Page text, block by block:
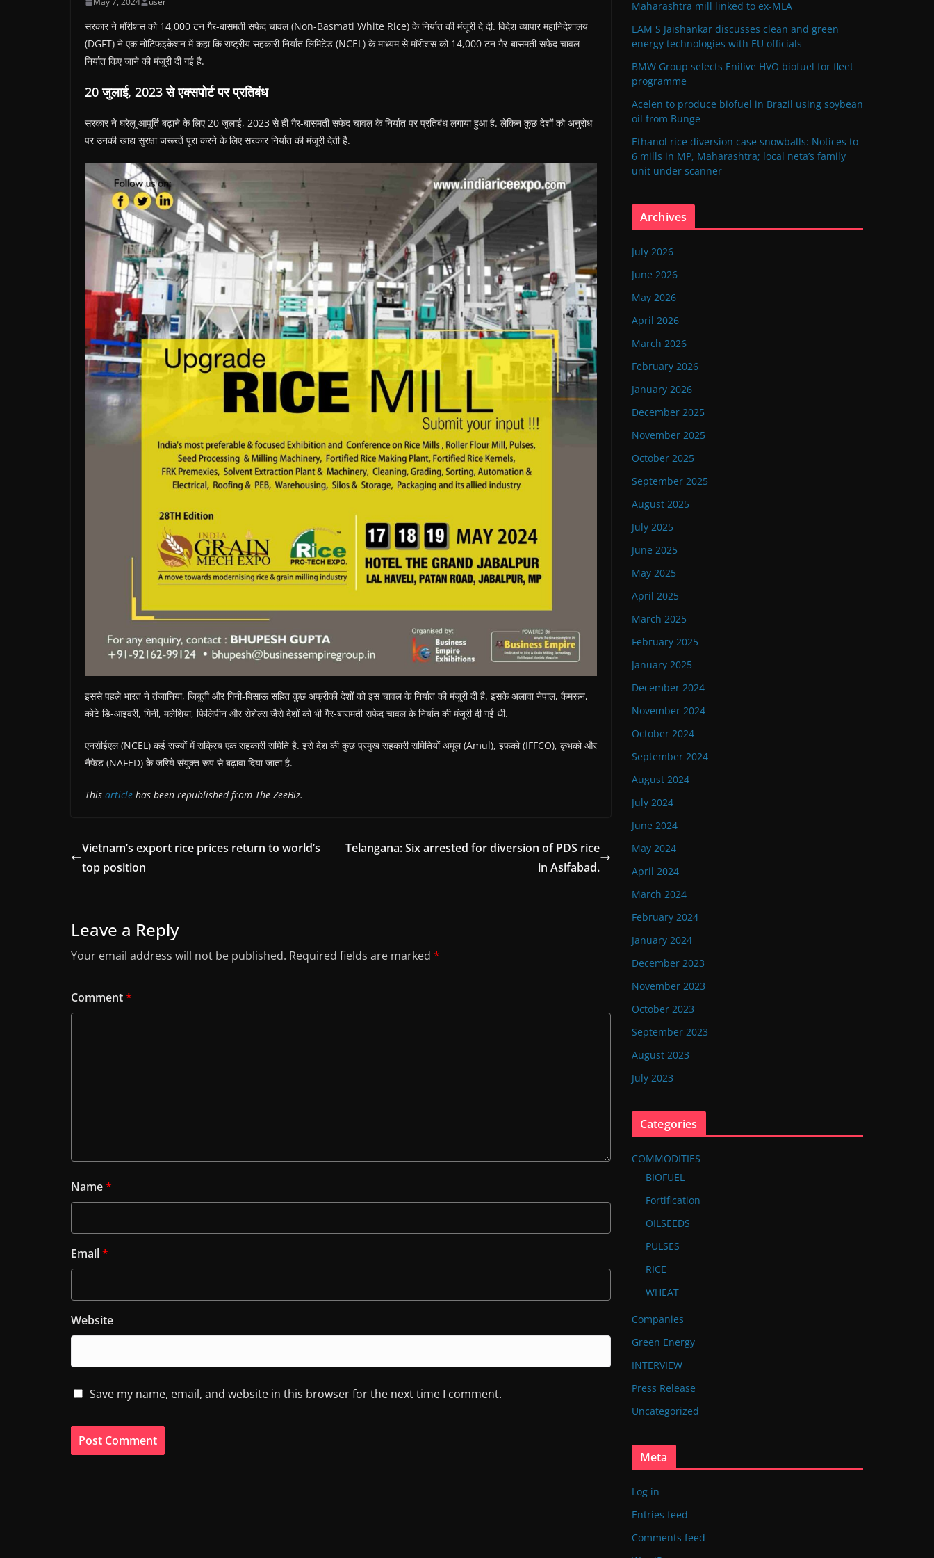
सरकार ने मॉरीशस को 14,000 टन गैर-बासमती सफेद चावल (Non-Basmati White Rice) के निर्यात की मंजूरी दे दी. विदेश व्यापार महानिदेशालय
(DGFT) ने एक नोटिफइकेशन में कहा कि राष्ट्रीय सहकारी निर्यात लिमिटेड (NCEL) के माध्यम से मॉरीशस को 14,000 टन गैर-बासमती सफेद चावल
निर्यात किए जाने की मंजूरी दी गई है.
20 जुलाई, 2023 से एक्सपोर्ट पर प्रतिबंध
सरकार ने घरेलू आपूर्ति बढ़ाने के लिए 20 जुलाई, 2023 से ही गैर-बासमती सफेद चावल के निर्यात पर प्रतिबंध लगाया हुआ है. लेकिन कुछ देशों को अनुरोध
पर उनकी खाद्य सुरक्षा जरूरतें पूरा करने के लिए सरकार निर्यात की मंजूरी देती है.
इससे पहले भारत ने तंजानिया, जिबूती और गिनी-बिसाऊ सहित कुछ अफ्रीकी देशों को इस चावल के निर्यात की मंजूरी दी है. इसके अलावा नेपाल, कैमरून,
कोटे डि-आइवरी, गिनी, मलेशिया, फिलिपीन और सेशेल्स जैसे देशों को भी गैर-बासमती सफेद चावल के निर्यात की मंजूरी दी गई थी.
एनसीईएल (NCEL) कई राज्यों में सक्रिय एक सहकारी समिति है. इसे देश की कुछ प्रमुख सहकारी समितियों अमूल (Amul), इफको (IFFCO), कृभको और
नैफेड (NAFED) के जरिये संयुक्त रूप से बढ़ावा दिया जाता है.
This article has been republished from The ZeeBiz.
Vietnam’s export rice prices return to world’s
top position
Telangana: Six arrested for diversion of PDS rice
in Asifabad.
Leave a Reply
Your email address will not be published. Required fields are marked *
Comment*
Name*
Email*
Website
Save my name, email, and website in this browser for the next time I comment.
Maharashtra mill linked to ex-MLA
EAM S Jaishankar discusses clean and green
energy technologies with EU officials
BMW Group selects Enilive HVO biofuel for fleet
programme
Acelen to produce biofuel in Brazil using soybean
oil from Bunge
Ethanol rice diversion case snowballs: Notices to
6 mills in MP, Maharashtra; local neta’s family
unit under scanner
Archives
July 2026
June 2026
May 2026
April 2026
March 2026
February 2026
January 2026
December 2025
November 2025
October 2025
September 2025
August 2025
July 2025
June 2025
May 2025
April 2025
March 2025
February 2025
January 2025
December 2024
November 2024
October 2024
September 2024
August 2024
July 2024
June 2024
May 2024
April 2024
March 2024
February 2024
January 2024
December 2023
November 2023
October 2023
September 2023
August 2023
July 2023
Categories
COMMODITIES
BIOFUEL
Fortification
OILSEEDS
PULSES
RICE
WHEAT
Companies
Green Energy
INTERVIEW
Press Release
Uncategorized
Meta
Log in
Entries feed
Comments feed